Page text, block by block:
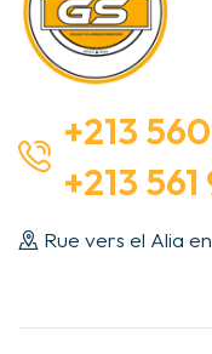
+213
+213
Rue vers el Alia